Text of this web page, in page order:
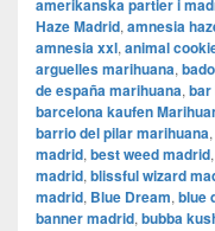
amerikanska partier i
Haze Madrid, amnesia
amnesia xxl, animal
arguelles marihuana,
de españa marihuana, bar
barcelona kaufen
barrio del pilar marihuana,
madrid, best weed madrid,
madrid, blissful wizard
madrid, Blue Dream, blue
banner madrid, bubba